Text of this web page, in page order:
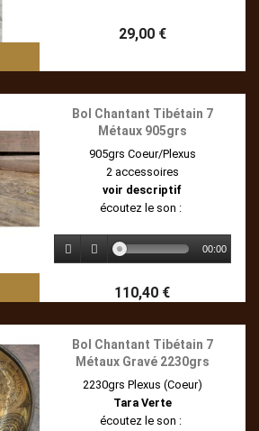
29,00 €
Bol Chantant Tibétain 7
Métaux 905grs
905grs Coeur/Plexus
2 accessoires
voir descriptif
écoutez le son :
00:00
110,40 €
Bol Chantant Tibétain 7
Métaux Gravé 2230grs
2230grs Plexus (Coeur)
Tara Verte
écoutez le son :